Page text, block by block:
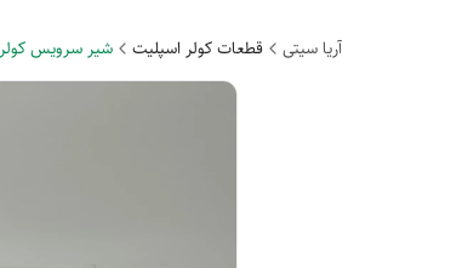
آریا سیتی قطعات کولر اسپلیت شیر سرویس کولر